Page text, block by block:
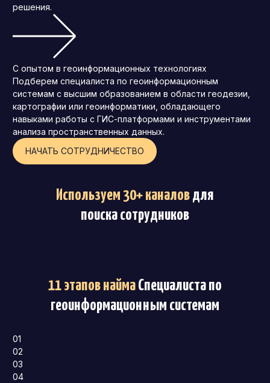
решения.
С опытом в геоинформационных технологиях
Подберем специалиста по геоинформационным
системам с высшим образованием в области геодезии,
картографии или геоинформатики, обладающего
навыками работы с ГИС-платформами и инструментами
анализа пространственных данных.
НАЧАТЬ СОТРУДНИЧЕСТВО
Используем 30+ каналовдля
поиска сотрудников
11 этапов наймаСпециалиста по
геоинформационным системам
01
02
03
04